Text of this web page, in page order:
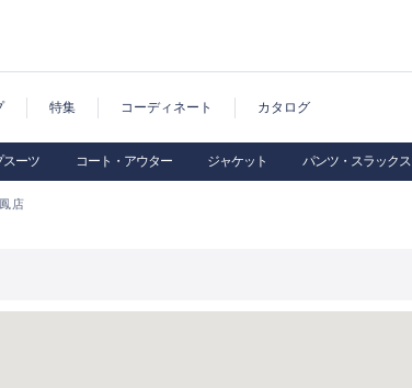
特集 コーディネート カタログ
スーツ コート・アウター ジャケット パンツ・スラックス
店